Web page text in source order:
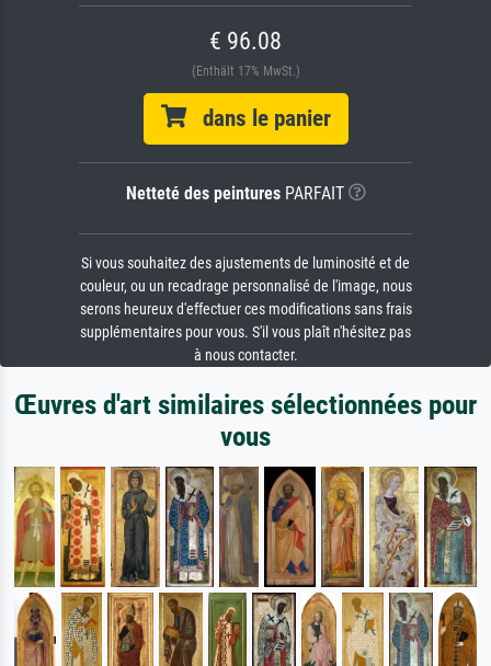
€ 96.08
(Enthält 17% MwSt.)
dans le panier
Netteté des peinturesPARFAIT
Si vous souhaitez des ajustements de luminosité et de
couleur, ou un recadrage personnalisé de l'image, nous
serons heureux d'effectuer ces modifications sans frais
supplémentaires pour vous. S'il vous plaît n'hésitez pas
à nous contacter.
Œuvres d'art similaires sélectionnées pour
vous